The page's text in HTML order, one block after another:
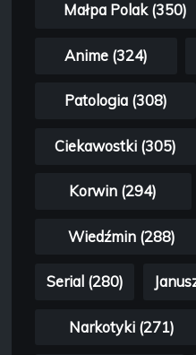
Małpa Polak (350)
Anime (324)
Patologia (308)
Ciekawostki (305)
Korwin (294)
Wiedźmin (288)
Serial (280)
Narkotyki (271)